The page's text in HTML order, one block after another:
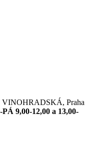
Praha
9,00-12,00 a 13,00-